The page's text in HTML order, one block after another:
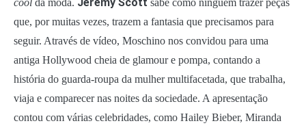
cool da moda. Jeremy Scott sabe como ninguém trazer peças
que, por muitas vezes, trazem a fantasia que precisamos para
seguir. Através de vídeo, Moschino nos convidou para uma
antiga Hollywood cheia de glamour e pompa, contando a
história do guarda-roupa da mulher multifacetada, que trabalha,
viaja e comparecer nas noites da sociedade. A apresentação
contou com várias celebridades, como Hailey Bieber, Miranda